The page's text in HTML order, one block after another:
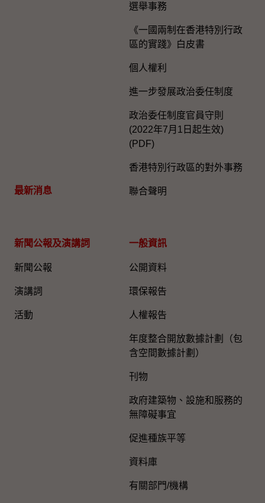
最新消息
選舉事務
《一國兩制在香港特別行政
區的實踐》白皮書
個人權利
進一步發展政治委任制度
政治委任制度官員守則
(2022年7月1日起生效)
(PDF)
香港特別行政區的對外事務
聯合聲明
新聞公報及演講詞
新聞公報
演講詞
活動
一般資訊​
公開資料
環保報告
人權報告
年度整合開放數據計劃（包
含空間數據計劃）
刊物
政府建築物、設施和服務的
無障礙事宜
促進種族平等
資料庫
有關部門/機構